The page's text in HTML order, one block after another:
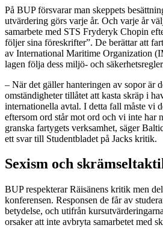
På BUP försvarar man skeppets
utvärdering görs varje år. Och varje år
samarbete med STS Fryderyk Chopin
följer sina föreskrifter”. De berättar att
av International Maritime Organization
lagen följa dess miljö- och
– När det gäller hanteringen av sopor är
omständigheter tillåtet att kasta skräp i
internationella avtal. I detta fall måste vi
eftersom ord står mot ord och vi inte har
granska fartygets verksamhet, säger
ett svar till Studentbladet på Jacks kritik.
Sexism och
BUP respekterar Räisänens kritik men
konferensen. Responsen de får av
betydelse, och utifrån
orsaker att inte avbryta samarbetet med